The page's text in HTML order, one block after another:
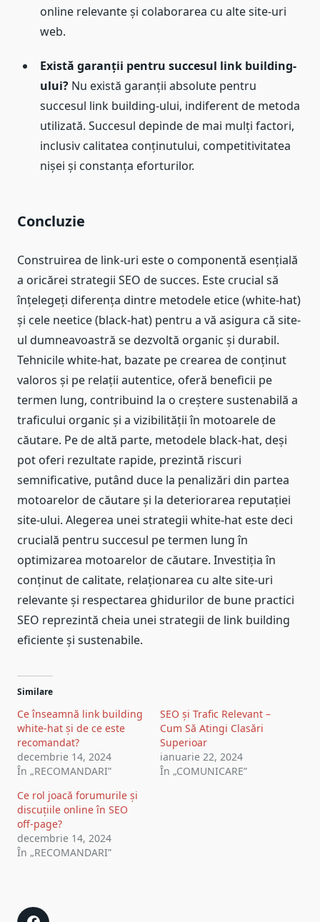
online relevante și colaborarea cu alte site-uri
web.
Există garanții pentru succesul link building-
ului? Nu există garanții absolute pentru
succesul link building-ului, indiferent de metoda
utilizată. Succesul depinde de mai mulți factori,
inclusiv calitatea conținutului, competitivitatea
nișei și constanța eforturilor.
Concluzie
Construirea de link-uri este o componentă esențială
a oricărei strategii SEO de succes. Este crucial să
înțelegeți diferența dintre metodele etice (white-hat)
și cele neetice (black-hat) pentru a vă asigura că site-
ul dumneavoastră se dezvoltă organic și durabil.
Tehnicile white-hat, bazate pe crearea de conținut
valoros și pe relații autentice, oferă beneficii pe
termen lung, contribuind la o creștere sustenabilă a
traficului organic și a vizibilității în motoarele de
căutare. Pe de altă parte, metodele black-hat, deși
pot oferi rezultate rapide, prezintă riscuri
semnificative, putând duce la penalizări din partea
motoarelor de căutare și la deteriorarea reputației
site-ului. Alegerea unei strategii white-hat este deci
crucială pentru succesul pe termen lung în
optimizarea motoarelor de căutare. Investiția în
conținut de calitate, relaționarea cu alte site-uri
relevante și respectarea ghidurilor de bune practici
SEO reprezintă cheia unei strategii de link building
eficiente și sustenabile.
Similare
Ce înseamnă link building
white-hat și de ce este
recomandat?
decembrie 14, 2024
În „RECOMANDARI”
SEO și Trafic Relevant –
Cum Să Atingi Clasări
Superioar
ianuarie 22, 2024
În „COMUNICARE”
Ce rol joacă forumurile și
discuțiile online în SEO
off-page?
decembrie 14, 2024
În „RECOMANDARI”